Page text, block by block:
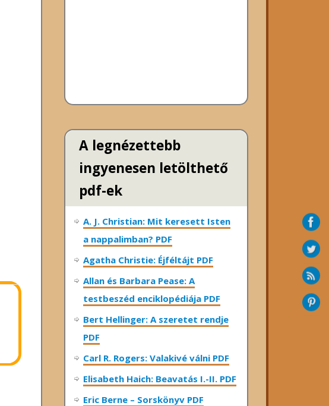
A legnézettebb
ingyenesen letölthető
pdf-ek
A. J. Christian: Mit keresett Isten
a nappalimban? PDF
Agatha Christie: Éjféltájt PDF
Allan és Barbara Pease: A
testbeszéd enciklopédiája PDF
Bert Hellinger: A ​szeretet rendje
PDF
Carl R. Rogers: Valakivé válni PDF
Elisabeth Haich: Beavatás I.-II. PDF
Eric Berne – Sorskönyv PDF